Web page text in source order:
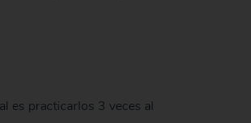
es practicarlos 3 veces al